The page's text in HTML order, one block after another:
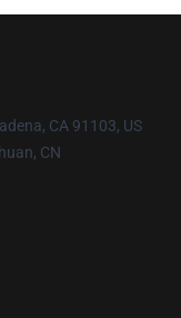
CA 91103, US
CN